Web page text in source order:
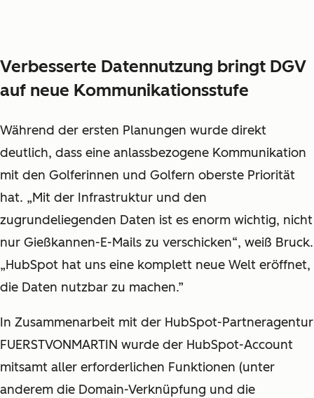
Verbesserte Datennutzung bringt DGV
auf neue Kommunikationsstufe
Während der ersten Planungen wurde direkt
deutlich, dass eine anlassbezogene Kommunikation
mit den Golferinnen und Golfern oberste Priorität
hat. „Mit der Infrastruktur und den
zugrundeliegenden Daten ist es enorm wichtig, nicht
nur Gießkannen-E-Mails zu verschicken“, weiß Bruck.
„HubSpot hat uns eine komplett neue Welt eröffnet,
die Daten nutzbar zu machen.”
In Zusammenarbeit mit der HubSpot-Partneragentur
FUERSTVONMARTIN wurde der HubSpot-Account
mitsamt aller erforderlichen Funktionen (unter
anderem die Domain-Verknüpfung und die